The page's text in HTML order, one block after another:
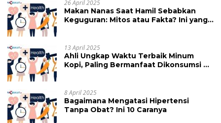
26 April 2025
Makan Nanas Saat Hamil Sebabkan
Keguguran: Mitos atau Fakta? Ini yang
13 April 2025
Ahli Ungkap Waktu Terbaik Minum
Kopi, Paling Bermanfaat Dikonsumsi di
8 April 2025
Bagaimana Mengatasi Hipertensi
Tanpa Obat? Ini 10 Caranya